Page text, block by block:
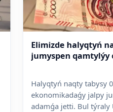
Elimizde halyqtyń
jumyspen qamtylýy
Halyqtyń naqty tabysy
ekonomikadaǵy jalpy
adamǵa jetti. Bul týraly